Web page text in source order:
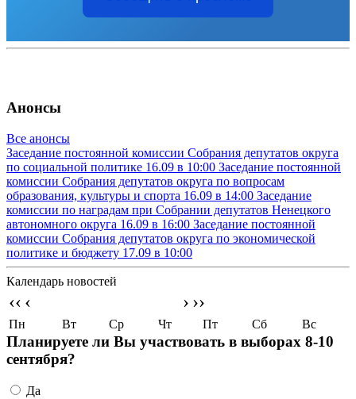
Анонсы
Все анонсы
Заседание постоянной комиссии Собрания депутатов округа
по социальной политике 16.09 в 10:00 Заседание постоянной
комиссии Собрания депутатов округа по вопросам
образования, культуры и спорта 16.09 в 14:00 Заседание
комиссии по наградам при Собрании депутатов Ненецкого
автономного округа 16.09 в 16:00 Заседание постоянной
комиссии Собрания депутатов округа по экономической
политике и бюджету 17.09 в 10:00
Календарь новостей
‹‹ ‹ › ››
Пн Вт Ср Чт Пт Сб Вс
Планируете ли Вы участвовать в выборах 8-10
сентября?
Да